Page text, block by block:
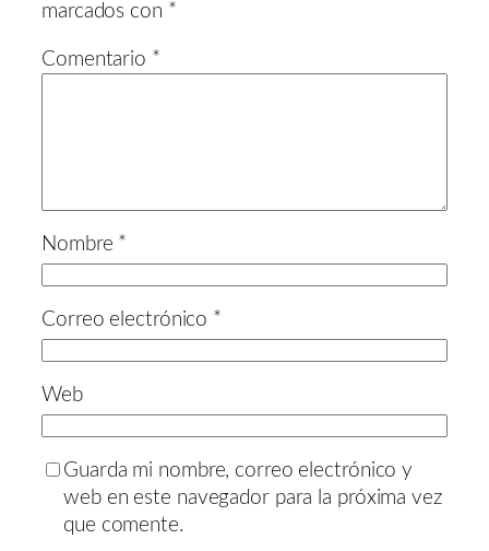
marcados con *
Comentario *
Nombre *
Correo electrónico *
Web
Guarda mi nombre, correo electrónico y
web en este navegador para la próxima vez
que comente.